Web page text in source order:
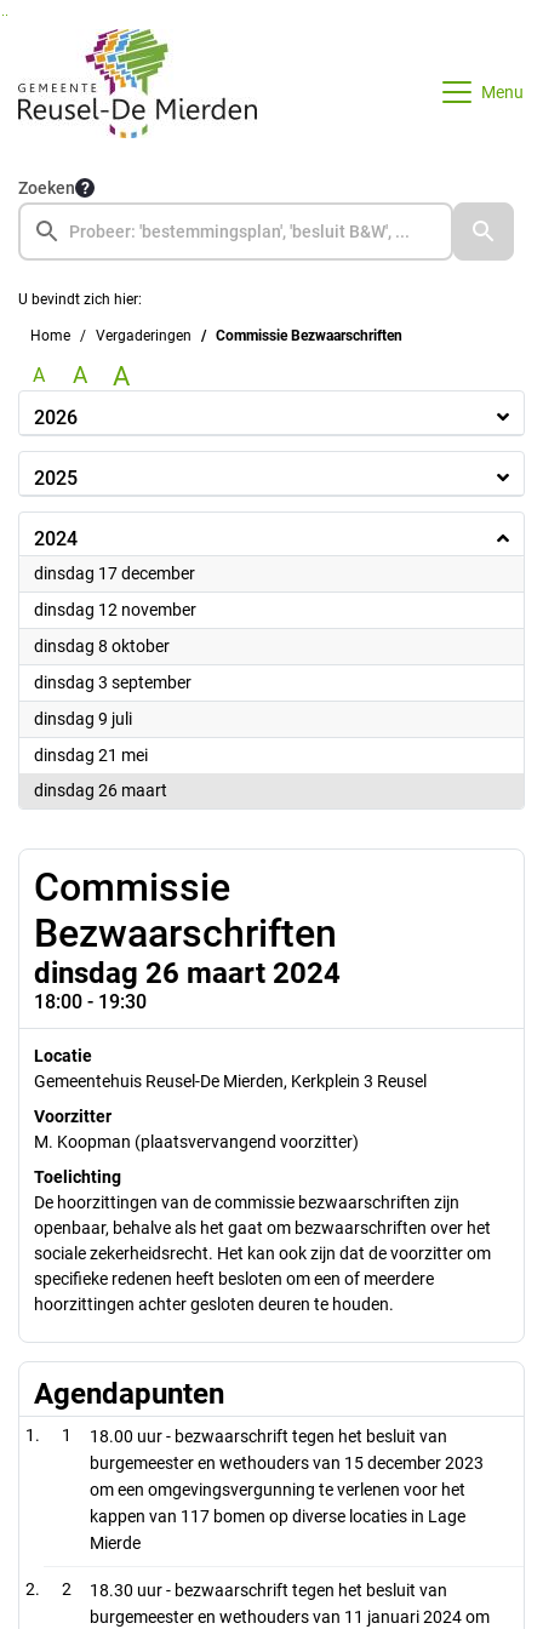
Ga naar de inhoud van deze pagina
Ga naar het zoeken
Ga naar het menu
Menu
Zoeken
U bevindt zich hier:
Home Vergaderingen Commissie Bezwaarschriften
A A A
2026
2025
2024
dinsdag 17 december2024
dinsdag 12 november2024
dinsdag 8 oktober2024
dinsdag 3 september2024
dinsdag 9 juli2024
dinsdag 21 mei2024
dinsdag 26 maart
Commissie
Bezwaarschriften
dinsdag 26 maart 2024
18:00 - 19:30
Locatie
Gemeentehuis Reusel-De Mierden, Kerkplein 3 Reusel
Voorzitter
M. Koopman (plaatsvervangend voorzitter)
Toelichting
De hoorzittingen van de commissie bezwaarschriften zijn
openbaar, behalve als het gaat om bezwaarschriften over het
sociale zekerheidsrecht. Het kan ook zijn dat de voorzitter om
specifieke redenen heeft besloten om een of meerdere
hoorzittingen achter gesloten deuren te houden.
Agendapunten
1
18.00 uur - bezwaarschrift tegen het besluit van
burgemeester en wethouders van 15 december 2023
om een omgevingsvergunning te verlenen voor het
kappen van 117 bomen op diverse locaties in Lage
Mierde
2
18.30 uur - bezwaarschrift tegen het besluit van
burgemeester en wethouders van 11 januari 2024 om